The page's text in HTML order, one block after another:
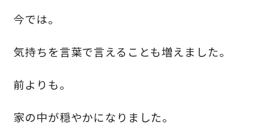
今では。
気持ちを言葉で言えることも増えました。
前よりも。
家の中が穏やかになりました。